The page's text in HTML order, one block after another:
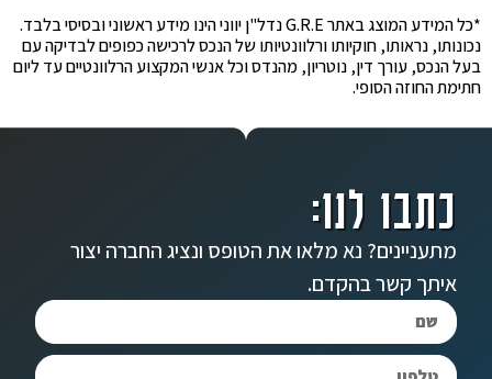
*כל המידע המוצג באתר G.R.E נדל"ן יווני הינו מידע ראשוני ובסיסי בלבד.
נכונותו, נראותו, חוקיותו ורלוונטיותו של הנכס לרכישה כפופים לבדיקה עם
בעל הנכס, עורך דין, נוטריון, מהנדס וכל אנשי המקצוע הרלוונטיים עד ליום
חתימת החוזה הסופי.
כתבו לנו:
מתעניינים? נא מלאו את הטופס ונציג החברה יצור
איתך קשר בהקדם.